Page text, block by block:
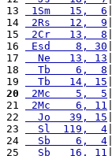
13
1Sm   15,  6
14
2Rs   12,  9
15
2Cr   13,  8
16
Esd    8, 30
17
  Ne   13, 13
18
  Tb    6,  8
19
  Tb   14, 15
20
2Mc    5,  5
21
2Mc    6, 11
22
  Jo   39, 15
23
  Sl  119,  4
24
  Sb    6,  4
25
  Sb   16, 11